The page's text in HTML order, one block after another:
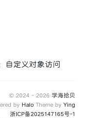
自定义对象访问
© 2024 - 2026 学海拾贝
by Halo Theme by Ying
浙ICP备2025147165号-1